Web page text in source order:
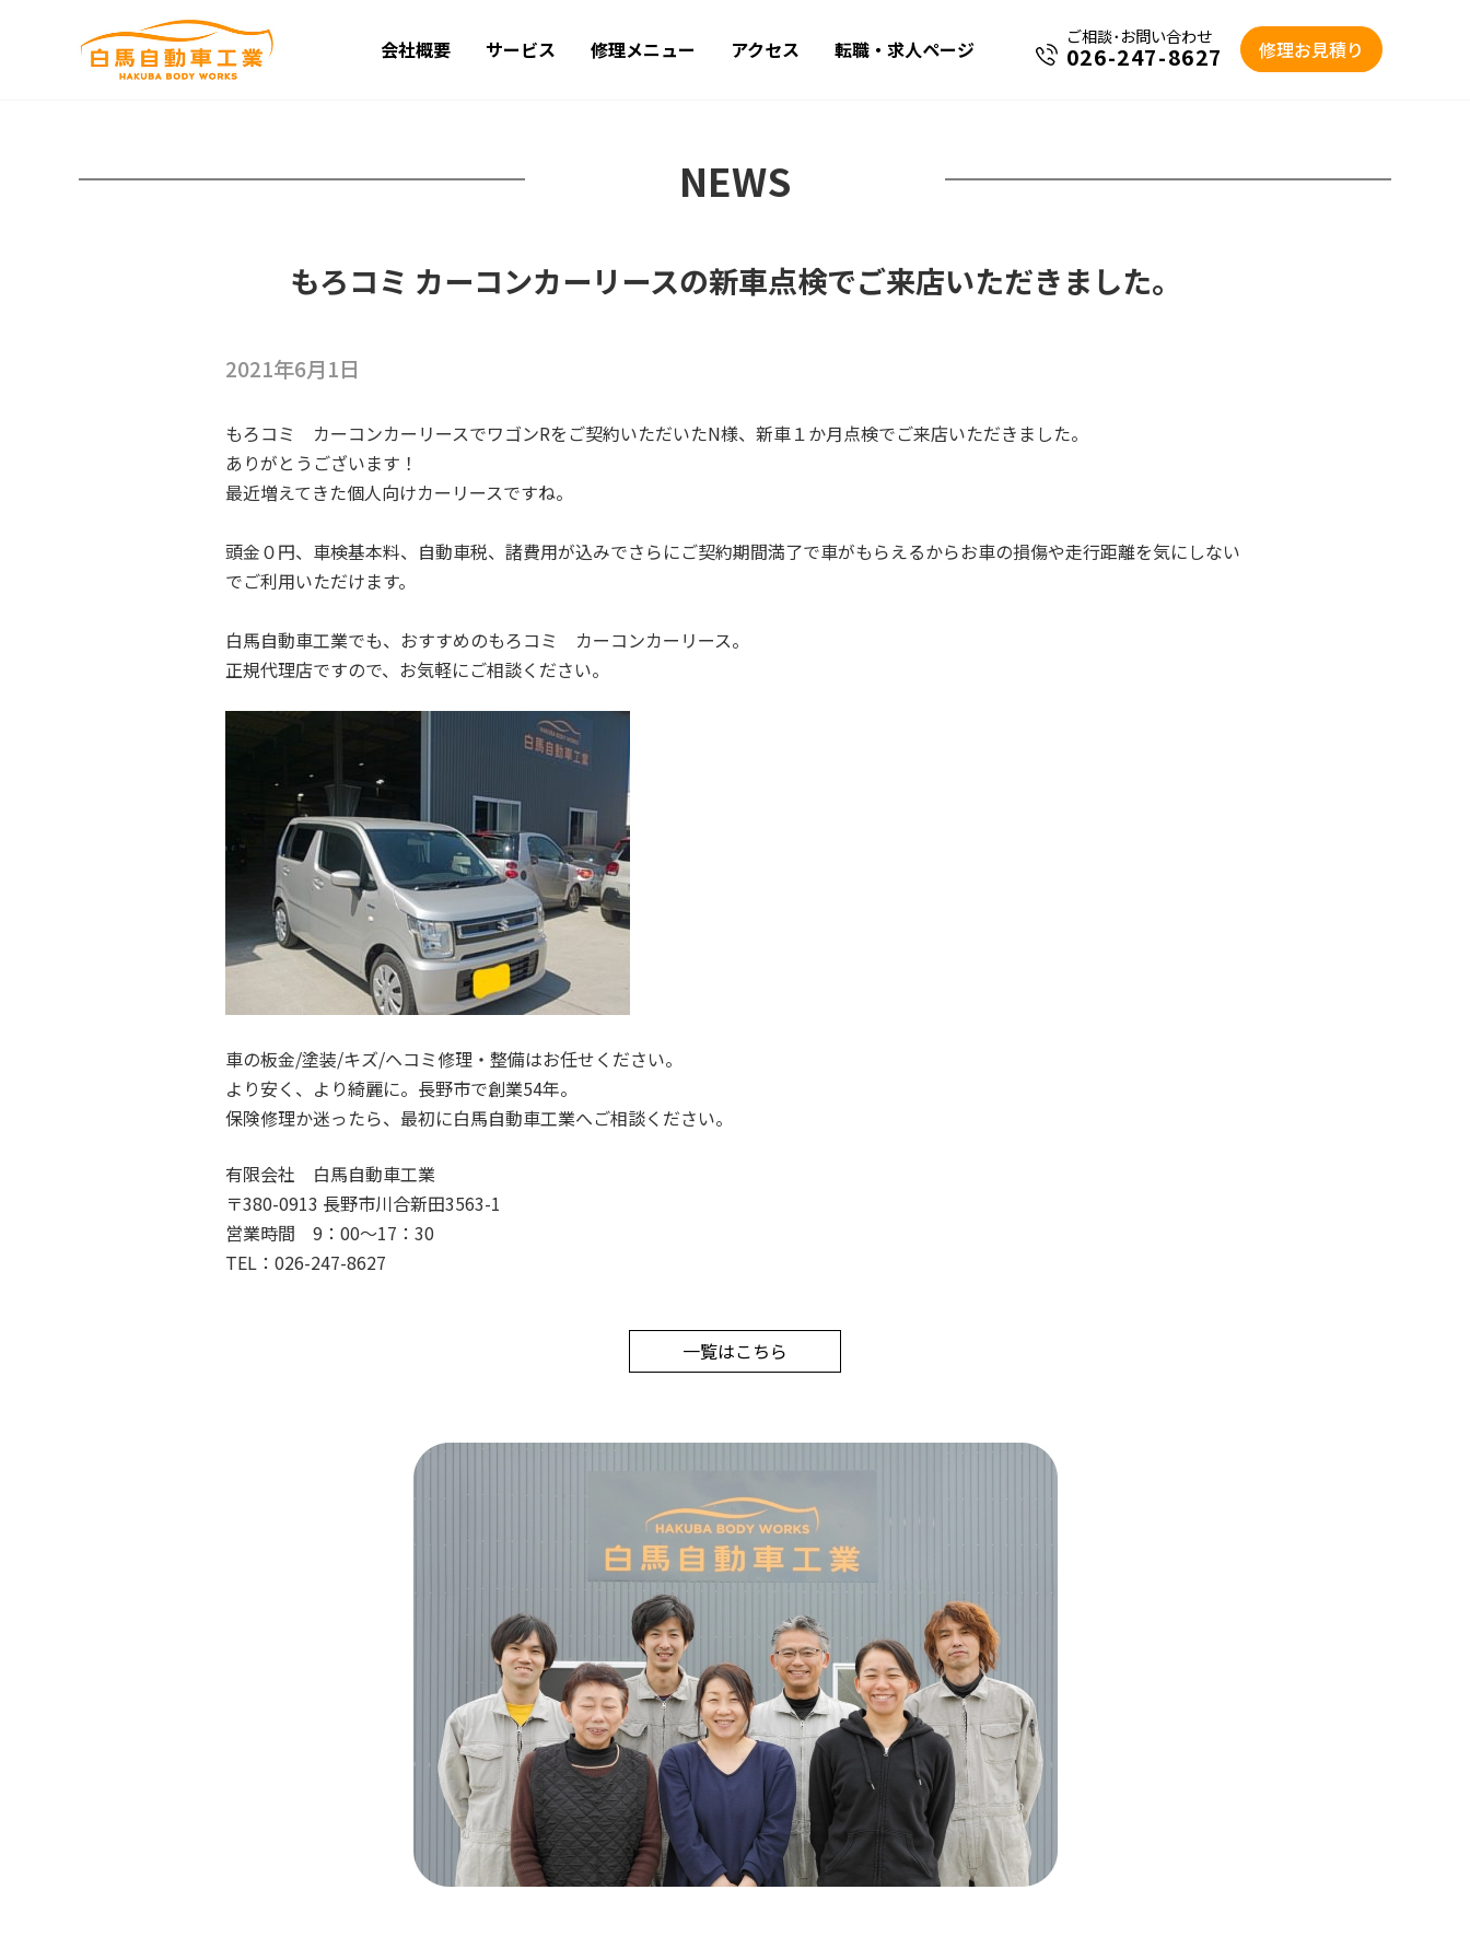
会社概要 サービス 修理メニュー アクセス 転職・求人ページ
ご相談･お問い合わせ
026-247-8627 修理お見積り
NEWS
もろコミ カーコンカーリースの新車点検でご来店いただきました。
2021年6月1日
もろコミ カーコンカーリースでワゴンRをご契約いただいたN様、新車１か月点検でご来店いただきました。
ありがとうございます！
最近増えてきた個人向けカーリースですね。
頭金０円、車検基本料、自動車税、諸費用が込みでさらにご契約期間満了で車がもらえるからお車の損傷や走行距離を気にしない
でご利用いただけます。
白馬自動車工業でも、おすすめのもろコミ カーコンカーリース。
正規代理店ですので、お気軽にご相談ください。
車の板金/塗装/キズ/ヘコミ修理・整備はお任せください。
より安く、より綺麗に。長野市で創業54年。
保険修理か迷ったら、最初に白馬自動車工業へご相談ください。
有限会社 白馬自動車工業
〒380-0913 長野市川合新田3563-1
営業時間 9：00～17：30
TEL：026-247-8627
一覧はこちら